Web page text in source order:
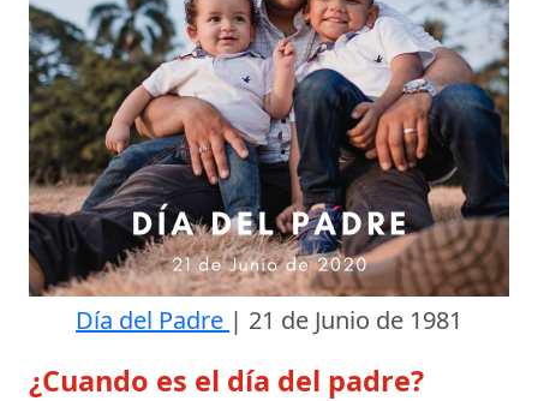
Día del Padre | 21 de Junio de 1981
¿Cuando es el día del padre?